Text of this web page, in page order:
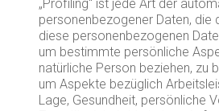
„Profiling“ ist jede Art der
personenbezogener Daten, die
diese personenbezogenen
um bestimmte persönliche
natürliche Person beziehen, zu
um Aspekte bezüglich
Lage, Gesundheit, persönliche